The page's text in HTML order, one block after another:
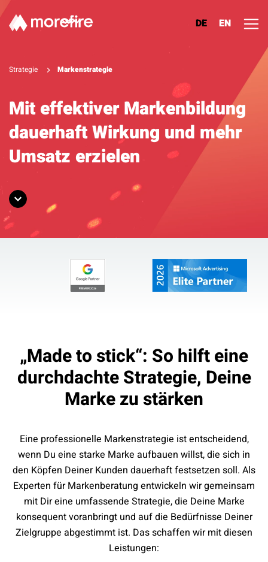
DE EN
Lösungen
Referenzen
Über uns
Know How
Newsletter
Kontakt
Strategie Markenstrategie
Mit effektiver Markenbildung
dauerhaft Wirkung und mehr
Umsatz erzielen
„Made to stick“: So hilft eine
durchdachte Strategie, Deine
Marke zu stärken
Eine professionelle Markenstrategie ist entscheidend,
wenn Du eine starke Marke aufbauen willst, die sich in
den Köpfen Deiner Kunden dauerhaft festsetzen soll. Als
Experten für Markenberatung entwickeln wir gemeinsam
mit Dir eine umfassende Strategie, die Deine Marke
konsequent voranbringt und auf die Bedürfnisse Deiner
Zielgruppe abgestimmt ist. Das schaffen wir mit diesen
Leistungen: